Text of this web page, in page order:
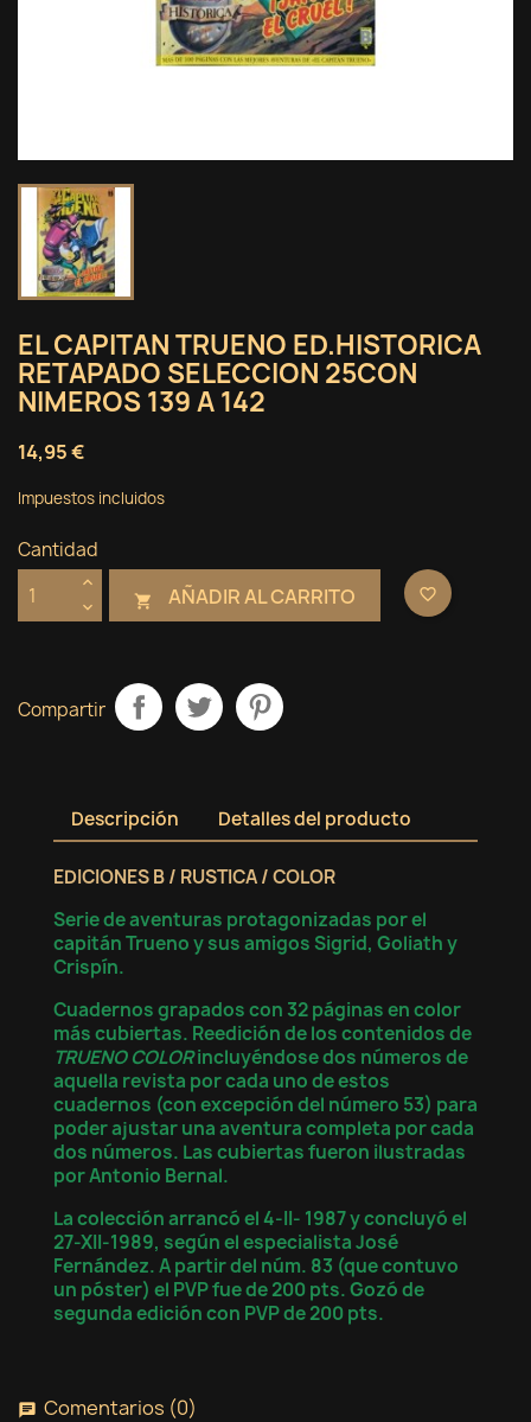
Crear lista de deseos
Iniciar sesión
lista de deseos.
EL CAPITAN TRUENO ED.HISTORICA
RETAPADO SELECCION 25CON
NIMEROS 139 A 142
14,95 €
Impuestos incluidos
Cantidad
 AÑADIR AL CARRITO favorite_border
Compartir
Descripción Detalles del producto
EDICIONES B / RUSTICA / COLOR
Serie de aventuras protagonizadas por el
capitán Trueno y sus amigos Sigrid, Goliath y
Crispín.
Cuadernos grapados con 32 páginas en color
más cubiertas. Reedición de los contenidos de
TRUENO COLORincluyéndose dos números de
aquella revista por cada uno de estos
cuadernos (con excepción del número 53) para
poder ajustar una aventura completa por cada
dos números. Las cubiertas fueron ilustradas
por Antonio Bernal.
La colección arrancó el 4-II- 1987 y concluyó el
27-XII-1989, según el especialista José
Fernández. A partir del núm. 83 (que contuvo
un póster) el PVP fue de 200 pts. Gozó de
segunda edición con PVP de 200 pts.
chat Comentarios (0)